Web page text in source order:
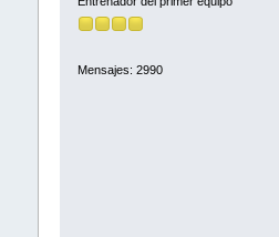
Mensajes: 2990